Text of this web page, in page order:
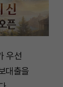
우선
대출을